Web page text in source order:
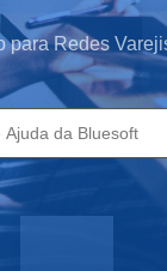
para Redes